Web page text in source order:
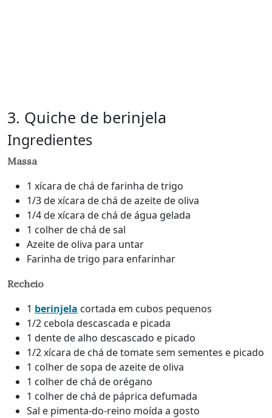
3. Quiche de berinjela
Ingredientes
Massa
1 xícara de chá de farinha de trigo
1/3 de xícara de chá de azeite de oliva
1/4 de xícara de chá de água gelada
1 colher de chá de sal
Azeite de oliva para untar
Farinha de trigo para enfarinhar
Recheio
1 berinjela cortada em cubos pequenos
1/2 cebola descascada e picada
1 dente de alho descascado e picado
1/2 xícara de chá de tomate sem sementes e picado
1 colher de sopa de azeite de oliva
1 colher de chá de orégano
1 colher de chá de páprica defumada
Sal e pimenta-do-reino moída a gosto